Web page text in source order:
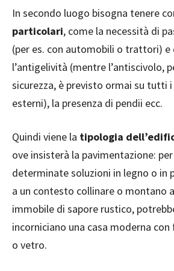
In secondo luogo bisogna tenere
particolari, come la necessità di
(per es. con automobili o trattori) e
l’antigelività (mentre l’antiscivolo,
sicurezza, è previsto ormai su tutti
esterni), la presenza di pendii ecc.
Quindi viene la tipologia
ove insisterà la pavimentazione:
determinate soluzioni in legno o in
a un contesto collinare o montano
immobile di sapore rustico,
incorniciano una casa moderna
o vetro.